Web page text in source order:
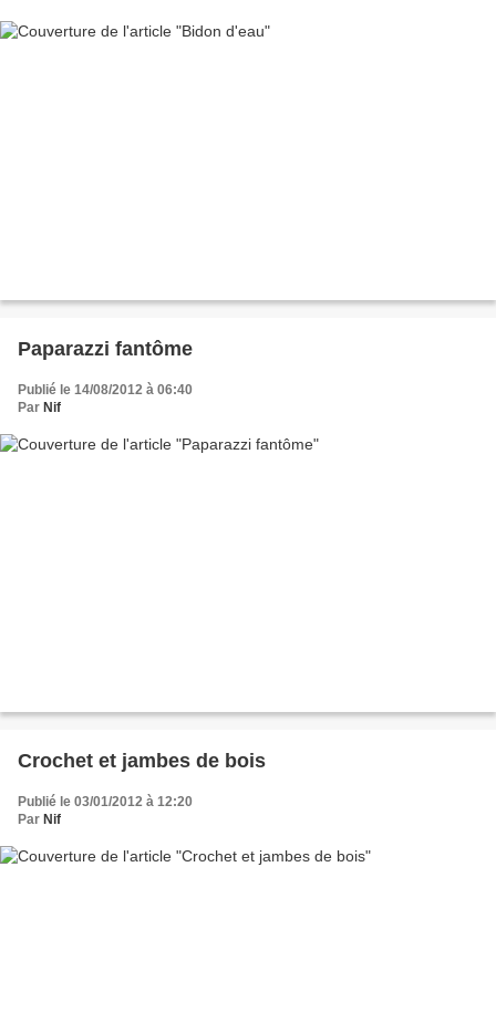
Paparazzi fantôme
Publié le 14/08/2012 à 06:40
Par Nif
Crochet et jambes de bois
Publié le 03/01/2012 à 12:20
Par Nif